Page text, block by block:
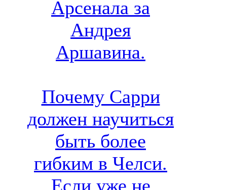
Арсенала за
Андрея
Аршавина.
Почему Сарри
должен научиться
быть более
гибким в Челси.
Если уже не